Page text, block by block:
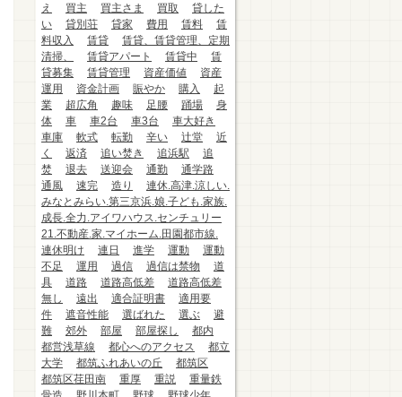
え
買主 買主さま 買取
貸した
い
貸別荘 貸家 費用 賃料
賃
料収入
賃貸
賃貸、賃貸管理、定期
清掃、
賃貸アパート 賃貸中
賃
貸募集
賃貸管理 資産価値
資産
運用
資金計画 賑やか 購入
起
業
超広角 趣味 足腰 踊場
身
体
車 車2台 車3台
車大好き
車庫
軟式 転勤 辛い 辻堂
近
く
返済 追い焚き 追浜駅
追
焚
退去 送迎会 通勤
通学路
通風
速完 造り
連休.高津.涼しい.
みなとみらい.第三京浜.娘.子ども.家族.
成長.全力.アイワハウス.センチュリー
21.不動産.家.マイホーム.田園都市線.
連休明け
連日 進学 運動
運動
不足
運用 過信 過信は禁物
道
具
道路 道路高低差
道路高低差
無し
遠出 適合証明書
適用要
件
遮音性能 選ばれた 選ぶ
避
難
郊外 部屋 部屋探し
都内
都営浅草線
都心へのアクセス
都立
大学
都筑ふれあいの丘
都筑区
都筑区荏田南
重厚 重説
重量鉄